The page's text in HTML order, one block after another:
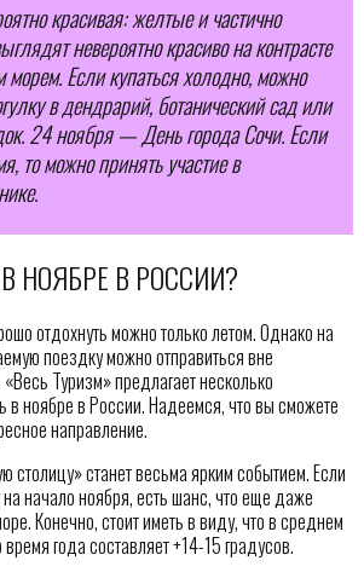
красивая: желтые и частично
невероятно красиво на контрасте
Если купаться холодно, можно
в дендрарий, ботанический сад или
24 ноября — День города Сочи. Если
то можно принять участие в
НОЯБРЕ В РОССИИ?
отдохнуть можно только летом. Однако на
поездку можно отправиться вне
Туризм» предлагает несколько
в ноябре в России. Надеемся, что вы сможете
направление.
столицу» станет весьма ярким событием. Если
начало ноября, есть шанс, что еще даже
Конечно, стоит иметь в виду, что в среднем
года составляет +14-15 градусов.